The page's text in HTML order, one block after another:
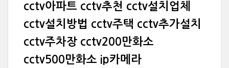
cctv아파트 cctv추천 cctv설치업체
cctv설치방법 cctv주택 cctv추가설치
cctv주차장 cctv200만화소
cctv500만화소 ip카메라